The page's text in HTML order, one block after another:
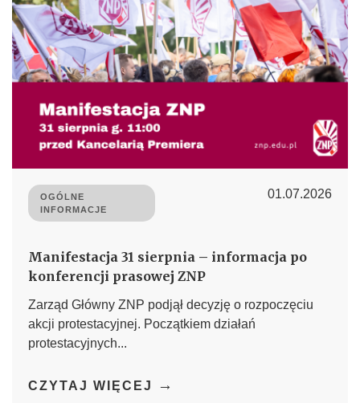
OGÓLNE
INFORMACJE
01.07.2026
Manifestacja 31 sierpnia – informacja po
konferencji prasowej ZNP
Zarząd Główny ZNP podjął decyzję o rozpoczęciu
akcji protestacyjnej. Początkiem działań
protestacyjnych...
CZYTAJ WIĘCEJ →